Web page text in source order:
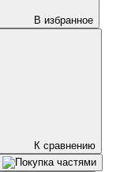
В избранное
К сравнению